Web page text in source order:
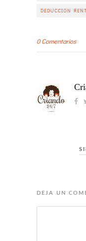
DEDUCCION
0 Comentarios
DEJA UN